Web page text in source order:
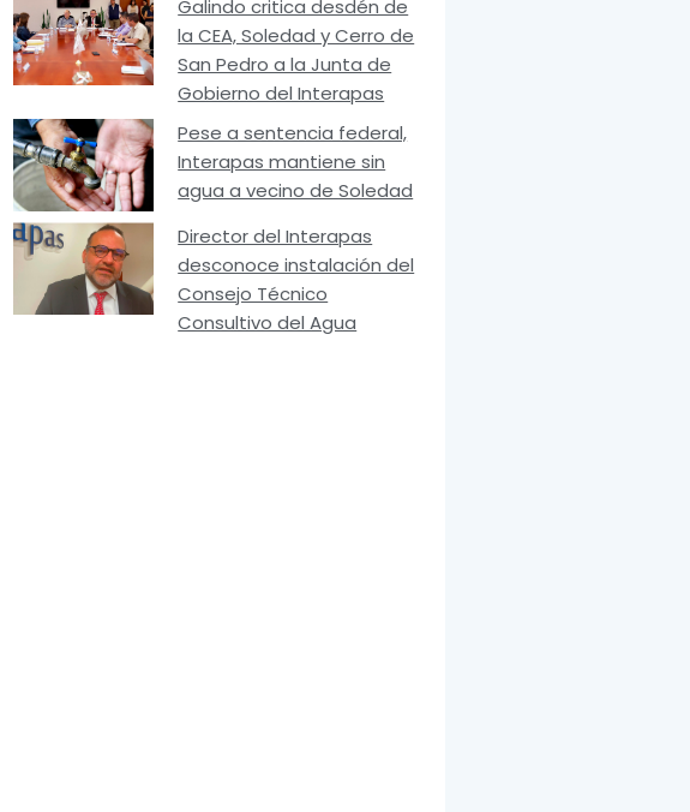
Galindo critica desdén de
la CEA, Soledad y Cerro de
San Pedro a la Junta de
Gobierno del Interapas
Pese a sentencia federal,
Interapas mantiene sin
agua a vecino de Soledad
Director del Interapas
desconoce instalación del
Consejo Técnico
Consultivo del Agua